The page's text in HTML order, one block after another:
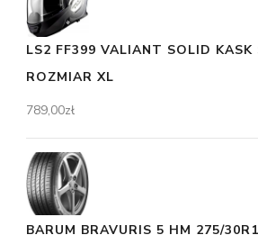
LS2 FF399 VALIANT SOLID KASK
ROZMIAR XL
789,00zł
BARUM BRAVURIS 5 HM 275/